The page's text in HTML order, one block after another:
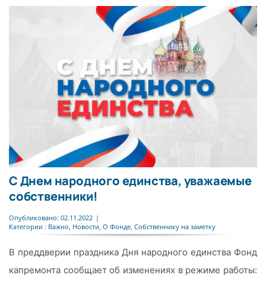
С Днем народного единства, уважаемые
собственники!
Опубликовано: 02.11.2022 |
Категории : Важно Новости О Фонде, Собственнику на заметку
В преддверии праздника Дня народного единства Фонд
капремонта сообщает об изменениях в режиме работы: